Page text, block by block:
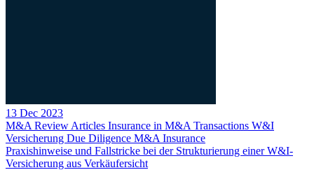
13 Dec 2023
M&A Review Articles Insurance in M&A Transactions W&I
Versicherung Due Diligence M&A Insurance
Praxishinweise und Fallstricke bei der Strukturierung einer W&I-
Versicherung aus Verkäufersicht